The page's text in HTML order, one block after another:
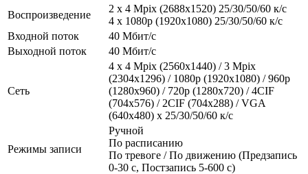
Воспроизведение
2 x 4 Mpix (2688x1520) 25/30/50/60 к/с
4 х 1080p (1920x1080) 25/30/50/60 к/с
Входной поток
40 Мбит/с
Выходной поток
40 Мбит/с
Сеть
4 x 4 Mpix (2560x1440) / 3 Mpix
(2304x1296) / 1080p (1920x1080) / 960p
(1280x960) / 720p (1280x720) / 4CIF
(704x576) / 2CIF (704x288) / VGA
(640x480) x 25/30/50/60 к/с
Режимы записи
Ручной
По расписанию
По тревоге / По движению (Предзапись
0-30 с, Постзапись 5-600 с)